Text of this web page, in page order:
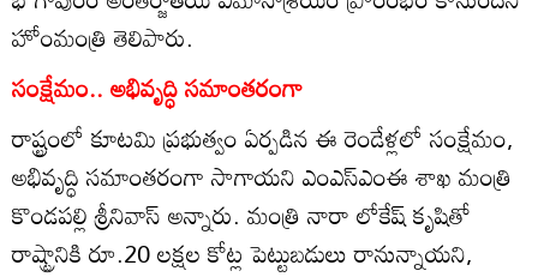
హోంమంత్రి తెలిపారు.
సంక్షేమం.. అభివృద్ధి సమాంతరంగా
రాష్ట్రంలో కూటమి ప్రభుత్వం ఏర్పడిన ఈ రెండేళ్లలో సంక్షేమం,
అభివృద్ధి సమాంతరంగా సాగాయని ఎంఎస్‌ఎంఈ శాఖ మంత్రి
కొండపల్లి శ్రీనివాస్‌ అన్నారు. మంత్రి నారా లోకేష్‌ కృషితో
రాష్ట్రానికి రూ.20 లక్షల కోట్ల పెట్టుబడులు రానున్నాయని,